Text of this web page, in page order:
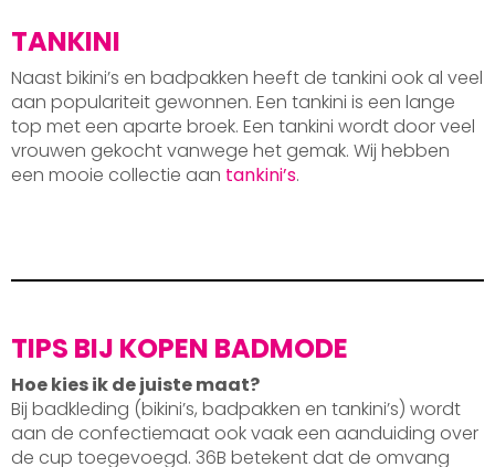
TANKINI
Naast bikini’s en badpakken heeft de tankini ook al veel
aan populariteit gewonnen. Een tankini is een lange
top met een aparte broek. Een tankini wordt door veel
vrouwen gekocht vanwege het gemak. Wij hebben
een mooie collectie aan tankini’s.
TIPS BIJ KOPEN BADMODE
Hoe kies ik de juiste maat?
Bij badkleding (bikini’s, badpakken en tankini’s) wordt
aan de confectiemaat ook vaak een aanduiding over
de cup toegevoegd. 36B betekent dat de omvang